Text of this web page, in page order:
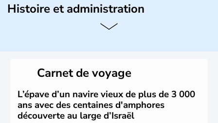
Histoire et administration
L'Israël est un état de la partie est de la Méditerranée,
vrai essor économique dans le domaine des nouvelles
Carnet de voyage
L’épave d’un navire vieux de plus de 3 000
ans avec des centaines d'amphores
découverte au large d’Israël